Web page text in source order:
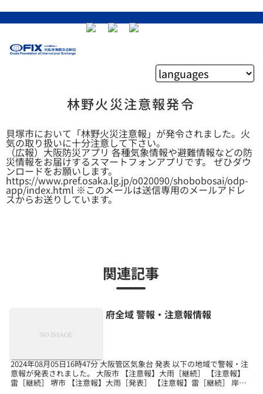
林野火災注意報発令
貝塚市において「林野火災注意報」が発令されました。火
気の取り扱いに十分注意して下さい。
（広報）大阪防災アプリ 各種気象情報や避難情報などの防
災情報をお届けするスマートフォンアプリです。 ぜひダウ
ンロードをお願いします。
https://www.pref.osaka.lg.jp/o020090/shobobosai/odp-
app/index.html ※このメールは送信専用のメールアドレ
スからお送りしています。
関連記事
府全域 警報・注意報情報
2024年08月05日16時47分 大阪管区気象台 発表 以下の地域で警報・注
意報が発表されました。 大阪市 【注意報】大雨［継続］ 【注意報】
雷［継続］ 堺市 【注意報】大雨［発表］ 【注意報】雷［継続］ 岸和